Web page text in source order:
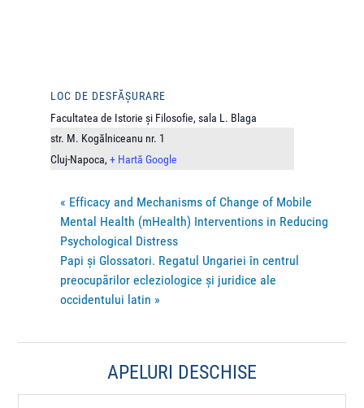
LOC DE DESFĂȘURARE
Facultatea de Istorie și Filosofie, sala L. Blaga
str. M. Kogălniceanu nr. 1
Cluj-Napoca, + Hartă Google
« Efficacy and Mechanisms of Change of Mobile
Mental Health (mHealth) Interventions in Reducing
Psychological Distress
Papi și Glossatori. Regatul Ungariei în centrul
preocupărilor ecleziologice și juridice ale
occidentului latin »
APELURI DESCHISE